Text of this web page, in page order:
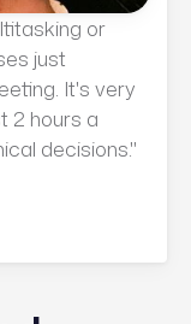
or
just
It's very
2 hours a
decisions."